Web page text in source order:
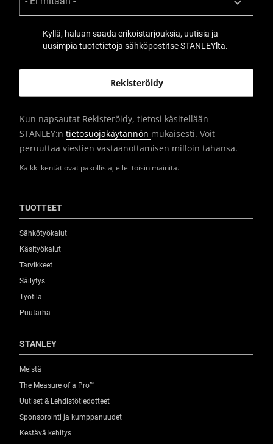
Kaikki kentät ovat pakollisia, ellei toisin mainita.
Kyllä, haluan saada erikoistarjouksia, uutisia ja
uusimpia tuotetietoja sähköpostitse STANLEYltä.
Kun napsautat Rekisteröidy, tietosi käsitellään
STANLEY:n tietosuojakäytännön mukaisesti. Voit
peruuttaa viestien vastaanottamisen milloin tahansa.
TUOTTEET
Sähkötyökalut
Käsityökalut
Tarvikkeet
Säilytys
Työtila
Puutarha
STANLEY
Meistä
The Measure of a Pro™
Uutiset & Lehdistötiedotteet
Sponsorointi ja kumppanuudet
Kestävä kehitys